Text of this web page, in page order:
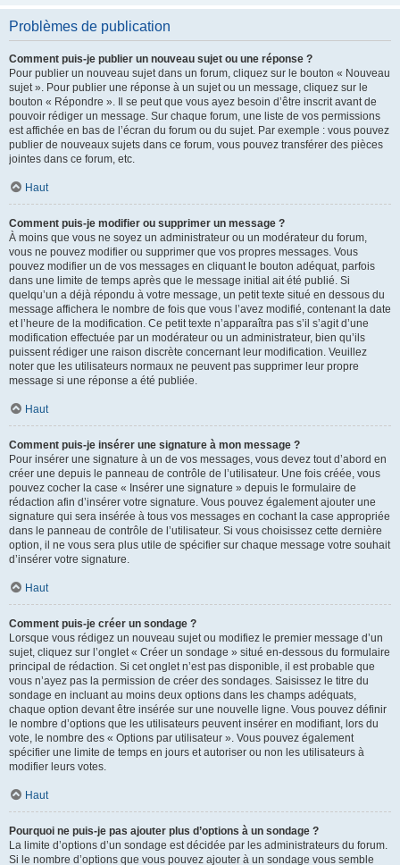
Problèmes de publication
Comment puis-je publier un nouveau sujet ou une réponse ?
Pour publier un nouveau sujet dans un forum, cliquez sur le bouton « Nouveau
sujet ». Pour publier une réponse à un sujet ou un message, cliquez sur le
bouton « Répondre ». Il se peut que vous ayez besoin d’être inscrit avant de
pouvoir rédiger un message. Sur chaque forum, une liste de vos permissions
est affichée en bas de l’écran du forum ou du sujet. Par exemple : vous pouvez
publier de nouveaux sujets dans ce forum, vous pouvez transférer des pièces
jointes dans ce forum, etc.
Haut
Comment puis-je modifier ou supprimer un message ?
À moins que vous ne soyez un administrateur ou un modérateur du forum,
vous ne pouvez modifier ou supprimer que vos propres messages. Vous
pouvez modifier un de vos messages en cliquant le bouton adéquat, parfois
dans une limite de temps après que le message initial ait été publié. Si
quelqu’un a déjà répondu à votre message, un petit texte situé en dessous du
message affichera le nombre de fois que vous l’avez modifié, contenant la date
et l’heure de la modification. Ce petit texte n’apparaîtra pas s’il s’agit d’une
modification effectuée par un modérateur ou un administrateur, bien qu’ils
puissent rédiger une raison discrète concernant leur modification. Veuillez
noter que les utilisateurs normaux ne peuvent pas supprimer leur propre
message si une réponse a été publiée.
Haut
Comment puis-je insérer une signature à mon message ?
Pour insérer une signature à un de vos messages, vous devez tout d’abord en
créer une depuis le panneau de contrôle de l’utilisateur. Une fois créée, vous
pouvez cocher la case « Insérer une signature » depuis le formulaire de
rédaction afin d’insérer votre signature. Vous pouvez également ajouter une
signature qui sera insérée à tous vos messages en cochant la case appropriée
dans le panneau de contrôle de l’utilisateur. Si vous choisissez cette dernière
option, il ne vous sera plus utile de spécifier sur chaque message votre souhait
d’insérer votre signature.
Haut
Comment puis-je créer un sondage ?
Lorsque vous rédigez un nouveau sujet ou modifiez le premier message d’un
sujet, cliquez sur l’onglet « Créer un sondage » situé en-dessous du formulaire
principal de rédaction. Si cet onglet n’est pas disponible, il est probable que
vous n’ayez pas la permission de créer des sondages. Saisissez le titre du
sondage en incluant au moins deux options dans les champs adéquats,
chaque option devant être insérée sur une nouvelle ligne. Vous pouvez définir
le nombre d’options que les utilisateurs peuvent insérer en modifiant, lors du
vote, le nombre des « Options par utilisateur ». Vous pouvez également
spécifier une limite de temps en jours et autoriser ou non les utilisateurs à
modifier leurs votes.
Haut
Pourquoi ne puis-je pas ajouter plus d’options à un sondage ?
La limite d’options d’un sondage est décidée par les administrateurs du forum.
Si le nombre d’options que vous pouvez ajouter à un sondage vous semble